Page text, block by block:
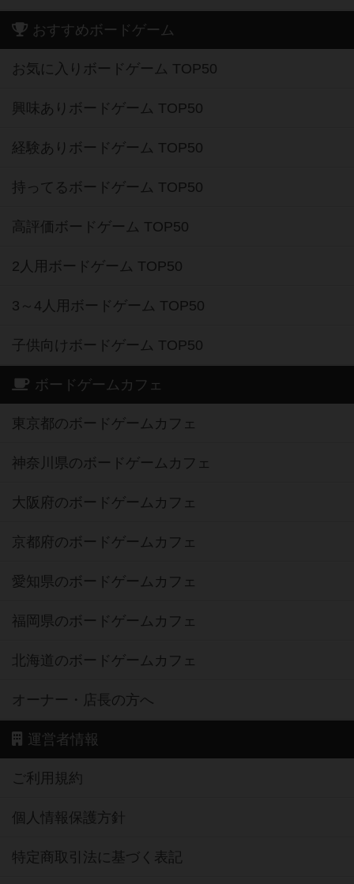
おすすめボードゲーム
お気に入りボードゲーム TOP50
興味ありボードゲーム TOP50
経験ありボードゲーム TOP50
持ってるボードゲーム TOP50
高評価ボードゲーム TOP50
2人用ボードゲーム TOP50
3～4人用ボードゲーム TOP50
子供向けボードゲーム TOP50
ボードゲームカフェ
東京都のボードゲームカフェ
神奈川県のボードゲームカフェ
大阪府のボードゲームカフェ
京都府のボードゲームカフェ
愛知県のボードゲームカフェ
福岡県のボードゲームカフェ
北海道のボードゲームカフェ
オーナー・店長の方へ
運営者情報
ご利用規約
個人情報保護方針
特定商取引法に基づく表記